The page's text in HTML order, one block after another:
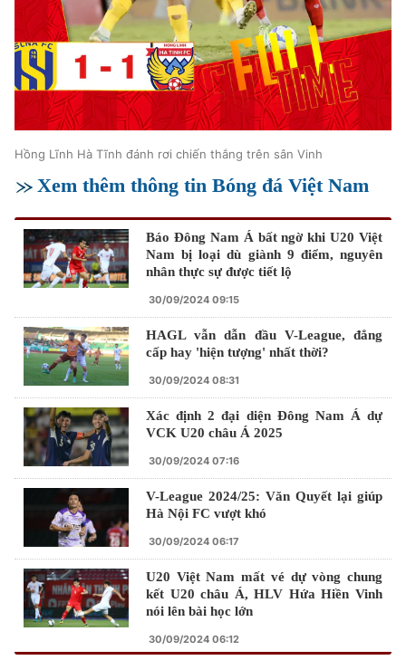
Hồng Lĩnh Hà Tĩnh đánh rơi chiến thắng trên sân Vinh
Xem thêm thông tin Bóng đá Việt Nam
Báo Đông Nam Á bất ngờ khi U20 Việt
Nam bị loại dù giành 9 điểm, nguyên
nhân thực sự được tiết lộ
30/09/2024 09:15
HAGL vẫn dẫn đầu V-League, đẳng
cấp hay 'hiện tượng' nhất thời?
30/09/2024 08:31
Xác định 2 đại diện Đông Nam Á dự
VCK U20 châu Á 2025
30/09/2024 07:16
V-League 2024/25: Văn Quyết lại giúp
Hà Nội FC vượt khó
30/09/2024 06:17
U20 Việt Nam mất vé dự vòng chung
kết U20 châu Á, HLV Hứa Hiền Vinh
nói lên bài học lớn
30/09/2024 06:12